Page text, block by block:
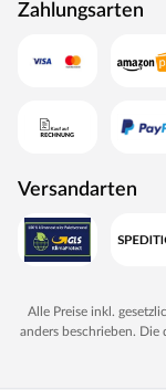
Zahlungsarten
Versandarten
Alle Preise inkl.
anders beschrieben. Die